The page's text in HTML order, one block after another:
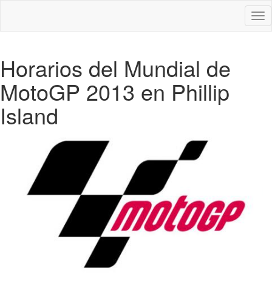
Horarios del Mundial de
MotoGP 2013 en Phillip
Island